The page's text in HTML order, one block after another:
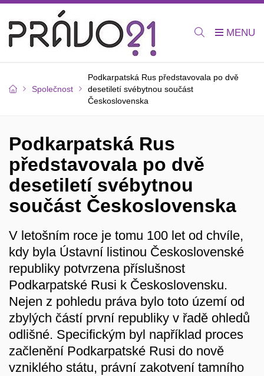
Společnost
Podkarpatská Rus představovala po dvě
desetiletí svébytnou součást
Československa
Podkarpatská Rus
představovala po dvě
desetiletí svébytnou
součást Československa
V letošním roce je tomu 100 let od chvíle,
kdy byla Ústavní listinou Československé
republiky potvrzena příslušnost
Podkarpatské Rusi k Československu.
Nejen z pohledu práva bylo toto území od
zbylých částí první republiky v řadě ohledů
odlišné. Specifickým byl například proces
začlenění Podkarpatské Rusi do nově
vzniklého státu, právní zakotvení tamního